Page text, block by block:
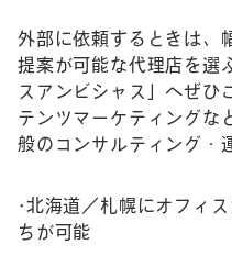
外部に依頼するときは、
提案が可能な代理店を選
スアンビシャス」へぜひ
テンツマーケティングな
般のコンサルティング・
•北海道／札幌にオフィ
ちが可能